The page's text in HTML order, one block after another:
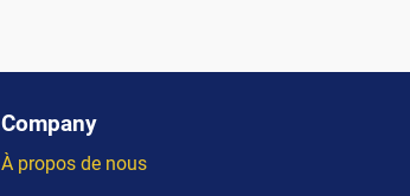
Company
À propos de nous